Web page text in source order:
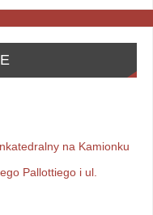
na Kamionku
Pallottiego i ul.